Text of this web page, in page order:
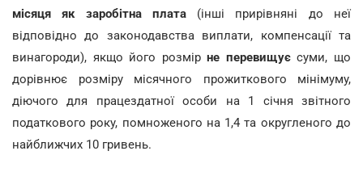
місяця як заробітна плата(інші прирівняні до неї
відповідно до законодавства виплати, компенсації та
винагороди), якщо його розмірне перевищуєсуми, що
дорівнює розміру місячного прожиткового мінімуму,
діючого для працездатної особи на 1 січня звітного
податкового року, помноженого на 1,4 та округленого до
найближчих 10 гривень.